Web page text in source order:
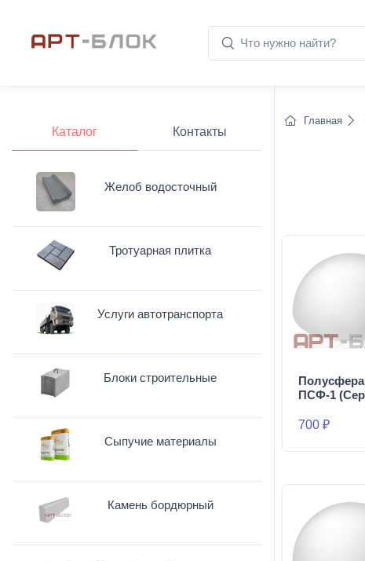
Главная
Полусфера
ПСФ-1
700 ₽
Каталог Контакты
Желоб водосточный
Тротуарная плитка
Услуги автотранспорта
Блоки строительные
Сыпучие материалы
Камень бордюрный